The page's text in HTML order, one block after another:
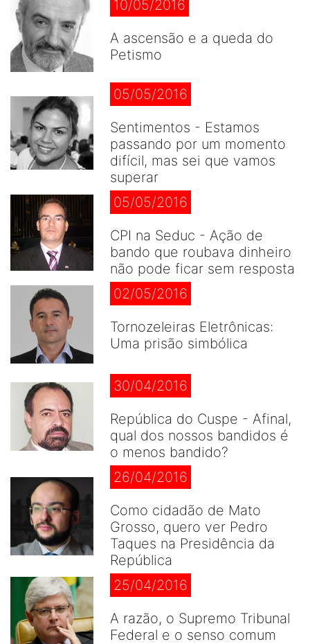
10/05/2016
A ascensão e a queda do
Petismo
05/05/2016
Sentimentos - Estamos
passando por um momento
difícil, mas sei que vamos
superar
05/05/2016
CPI na Seduc - Ação de
bando que roubava dinheiro
não pode ficar sem resposta
02/05/2016
Tornozeleiras Eletrônicas:
Uma prisão simbólica
30/04/2016
República do Cuspe - Afinal,
qual dos nossos bandidos é
o menos bandido?
26/04/2016
Como cidadão de Mato
Grosso, quero ver Pedro
Taques na Presidência da
República
25/04/2016
A razão, o Supremo Tribunal
Federal e o senso comum